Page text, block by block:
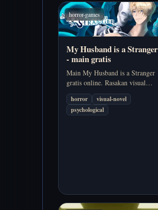
horror-games
My Husband is a Stranger
- main gratis
Main My Husband is a Stranger
gratis online. Rasakan visual
novel psikologis tentang suami
yang menghilang, memori yang
retak, dan ketegangan romantis di
horror
visual-novel
psychological